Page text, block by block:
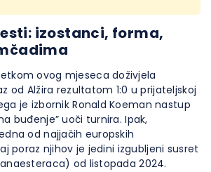
izostanci, forma,
ovog mjeseca doživjela
od Alžira rezultatom 1:0 u prijateljskoj
je izbornik Ronald Koeman nastup
buđenje” uoči turnira. Ipak,
od najjačih europskih
poraz njihov je jedini izgubljeni susret
od listopada 2024.